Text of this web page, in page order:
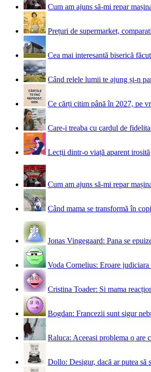
Cum am ajuns să-mi repar
Prețuri de supermarket,
Cea mai interesantă biserică
Când relele lumii te ajung și-n
Ce cărți citim până în 2027, pe
Care-i treaba cu cardul de
Lecții dintr-o viață aparent irosită
Cum am ajuns să-mi repar
Când mama se transformă în
Jonas Vingegaard: Pana se
Voda Cornelius: Eroare
Cristina Toader: Si mama
Bogdan: Francezii sunt sigur
Raluca: Aceeasi problema o are
Dollo: Desigur, dacă ar putea să